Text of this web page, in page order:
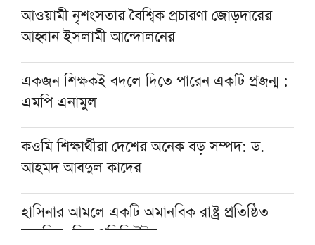
আওয়ামী নৃশংসতার বৈশ্বিক প্রচারণা জোড়দারের
আহ্বান ইসলামী আন্দোলনের
একজন শিক্ষকই বদলে দিতে পারেন একটি প্রজন্ম :
এমপি এনামুল
কওমি শিক্ষার্থীরা দেশের অনেক বড় সম্পদ: ড.
আহমদ আবদুল কাদের
হাসিনার আমলে একটি অমানবিক রাষ্ট্র প্রতিষ্ঠিত
হয়েছিল: চিফ প্রসিকিউটর